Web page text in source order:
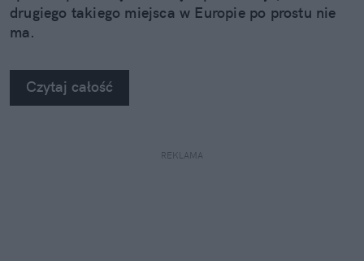
drugiego takiego miejsca w Europie po prostu nie
ma.
Czytaj całość
REKLAMA